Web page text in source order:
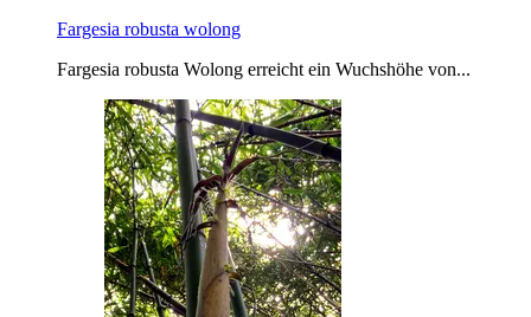
Fargesia robusta wolong
Fargesia robusta Wolong erreicht ein Wuchshöhe von...